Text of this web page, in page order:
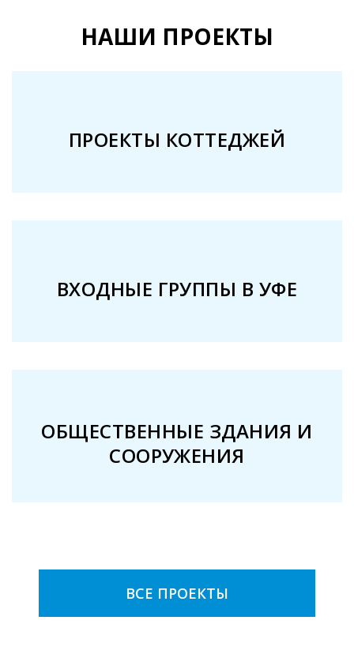
НАШИ ПРОЕКТЫ
ПРОЕКТЫ КОТТЕДЖЕЙ
ВХОДНЫЕ ГРУППЫ В УФЕ
ОБЩЕСТВЕННЫЕ ЗДАНИЯ И
СООРУЖЕНИЯ
ВСЕ ПРОЕКТЫ